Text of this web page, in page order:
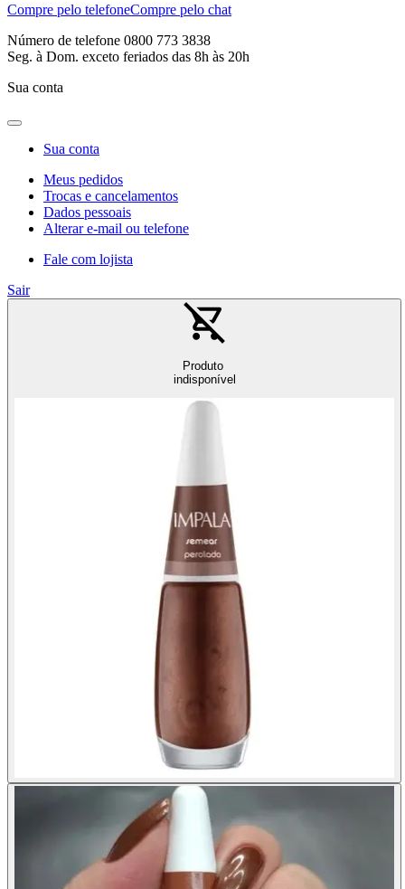
Compre pelo telefoneCompre pelo chat
Número de telefone 0800 773 3838
Seg. à Dom. exceto feriados das 8h às 20h
Sua conta
Sua conta
Meus pedidos
Trocas e cancelamentos
Dados pessoais
Alterar e-mail ou telefone
Fale com lojista
Sair
Produto
indisponível